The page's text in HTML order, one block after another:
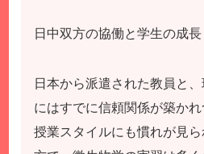
日中双方の協働と学生の成長
日本から派遣された教員と
にはすでに信頼関係が築か
授業スタイルにも慣れが見